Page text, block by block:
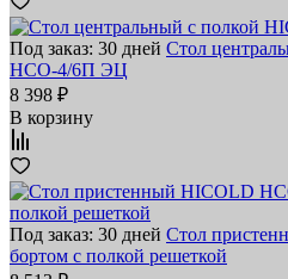
Под заказ: 30 дней Стол
НСО-4/6П ЭЦ
8 398 ₽
В корзину
Под заказ: 30 дней Стол
бортом с полкой решеткой